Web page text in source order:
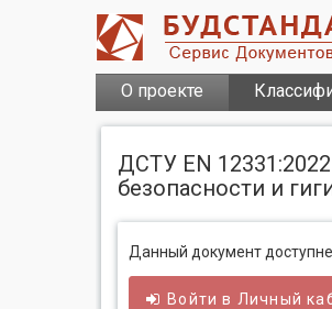
О проекте
ДСТУ EN
безопасности и
Данный документ
Войти в Личный